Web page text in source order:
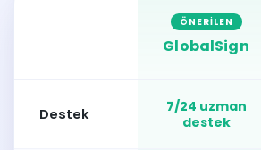
ÖNERILEN
GlobalSign
Destek
7/24 uzman
destek